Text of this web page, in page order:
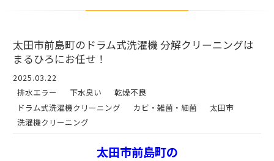
太田市前島町のドラム式洗濯機 分解クリーニングは
まるひろにお任せ！
2025.03.22
排水エラー
下水臭い
乾燥不良
ドラム式洗濯機クリーニング
カビ・雑菌・細菌
太田市
洗濯機クリーニング
太田市前島町の